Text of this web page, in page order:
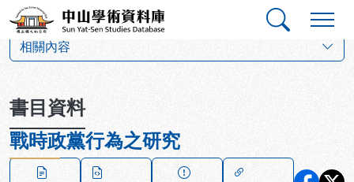
跳到主要內容
中山學術資料庫
相關內容
書目資料
戰時政黨行為之研究